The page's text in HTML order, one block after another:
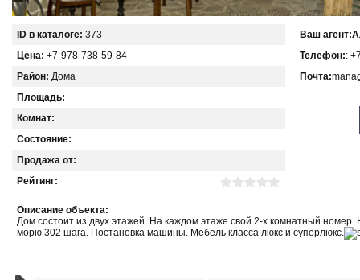
ID в каталоге: 373
Цена: +7-978-738-59-84
Район: Дома
Площадь:
Комнат:
Состояние:
Продажа от:
Рейтинг:
Ваш агент:
Телефон::
Почта:
Описание объекта:
Дом состоит из двух этажей. На каждом этаже свой 2-х комнатный номер.
морю 302 шага. Постановка машины. Мебель класса люкс и суперлюкс.